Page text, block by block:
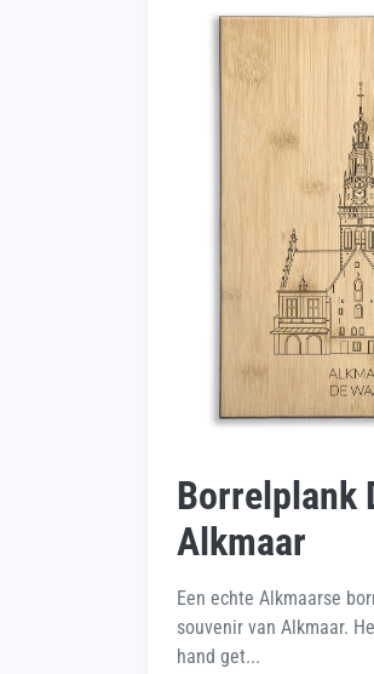
Borrelplank
Alkmaar
Een echte Alkmaarse
souvenir van Alkmaar.
hand get...